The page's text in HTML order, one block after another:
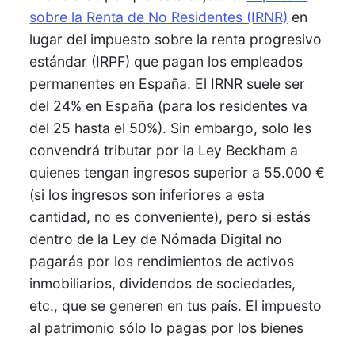
sobre la Renta de No Residentes (IRNR) en
lugar del impuesto sobre la renta progresivo
estándar (IRPF) que pagan los empleados
permanentes en España. El IRNR suele ser
del 24% en España (para los residentes va
del 25 hasta el 50%). Sin embargo, solo les
convendrá tributar por la Ley Beckham a
quienes tengan ingresos superior a 55.000 €
(si los ingresos son inferiores a esta
cantidad, no es conveniente), pero si estás
dentro de la Ley de Nómada Digital no
pagarás por los rendimientos de activos
inmobiliarios, dividendos de sociedades,
etc., que se generen en tus país. El impuesto
al patrimonio sólo lo pagas por los bienes